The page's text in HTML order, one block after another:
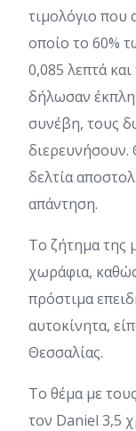
τιμολόγιο που
οποίο το 60%
0,085 λεπτά
δήλωσαν
συνέβη, τους
διερευνήσουν.
δελτία
απάντηση.
Το ζήτημα της
χωράφια,
πρόστιμα
αυτοκίνητα,
Θεσσαλίας.
Το θέμα με
τον Daniel 3,5